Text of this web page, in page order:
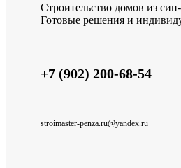
Строительство домов из
Готовые решения и
+7 (902) 200-68-54
stroimaster-penza.ru@yandex.ru